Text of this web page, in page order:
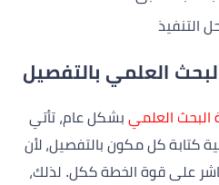
التنفيذ
العلمي بالتفصيل
البحث العلمي بشكل عام، تأتي
كتابة كل مكون بالتفصيل، لأن
على قوة الخطة ككل. لذلك،